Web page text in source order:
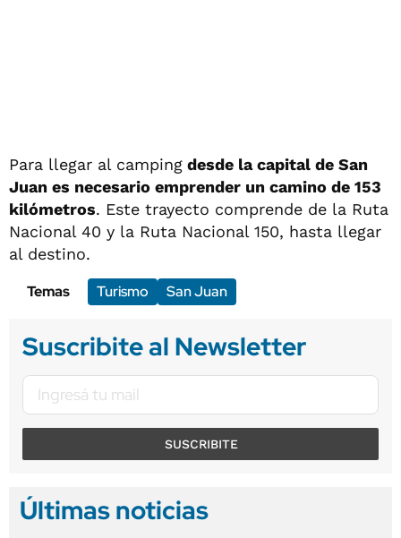
Para llegar al camping desde la capital de San
Juan es necesario emprender un camino de 153
kilómetros. Este trayecto comprende de la Ruta
Nacional 40 y la Ruta Nacional 150, hasta llegar
al destino.
Temas
Turismo San Juan
Suscribite al Newsletter
SUSCRIBITE
Últimas noticias